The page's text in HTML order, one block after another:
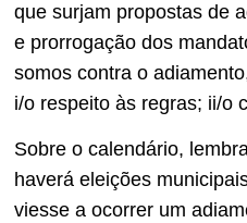
que surjam propostas de
e prorrogação dos
somos contra o
i/o respeito às regras; ii/o
Sobre o calendário,
haverá eleições
viesse a ocorrer um